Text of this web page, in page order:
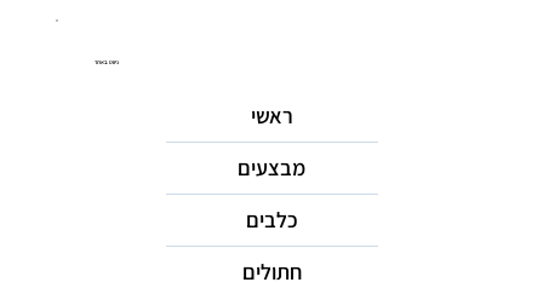
ניווט באתר
ראשי
מבצעים
כלבים
חתולים